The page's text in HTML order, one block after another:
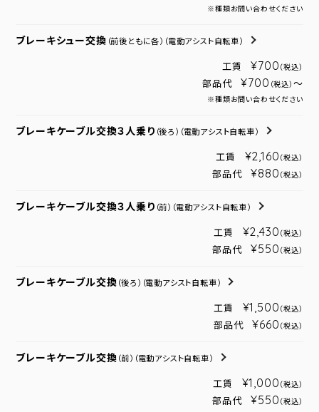
※種類お問い合わせください
ブレーキシュー交換 （前後ともに各） （電動アシスト自転車）
工賃 ¥700 （税込）
部品代 ¥700 （税込） ～
※種類お問い合わせください
ブレーキケーブル交換３人乗り （後ろ） （電動アシスト自転車）
工賃 ¥2,160 （税込）
部品代 ¥880 （税込）
ブレーキケーブル交換３人乗り （前） （電動アシスト自転車）
工賃 ¥2,430 （税込）
部品代 ¥550 （税込）
ブレーキケーブル交換 （後ろ） （電動アシスト自転車）
工賃 ¥1,500 （税込）
部品代 ¥660 （税込）
ブレーキケーブル交換 （前） （電動アシスト自転車）
工賃 ¥1,000 （税込）
部品代 ¥550 （税込）